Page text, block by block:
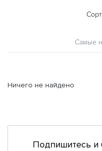
Самые
Ничего не найдено
Подпишитесь и